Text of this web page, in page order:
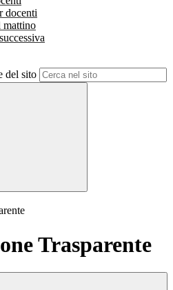
docenti
mattino
del sito
Trasparente